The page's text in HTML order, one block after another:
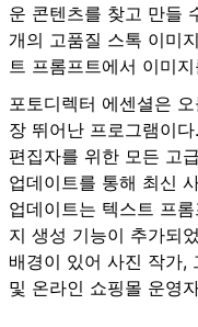
운 콘텐츠를 찾고 만들
개의 고품질 스톡 이미
트 프롬프트에서 이미
포토디렉터 에센셜은
장 뛰어난 프로그램이
편집자를 위한 모든 고
업데이트를 통해 최신
업데이트는 텍스트 프
지 생성 기능이 추가되
배경이 있어 사진 작가,
및 온라인 쇼핑몰 운영